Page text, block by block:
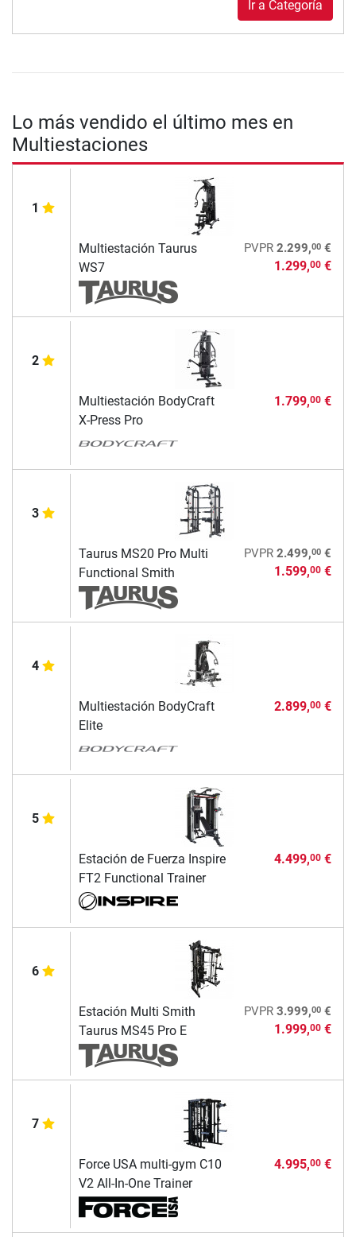
Ir a Categoría
Lo más vendido el último mes en
Multiestaciones
1
Multiestación Taurus
WS7
PVPR 2.299,00€
1.299,00€
2
Multiestación BodyCraft
X-Press Pro
1.799,00€
3
Taurus MS20 Pro Multi
Functional Smith
PVPR 2.499,00€
1.599,00€
4
Multiestación BodyCraft
Elite
2.899,00€
5
Estación de Fuerza Inspire
FT2 Functional Trainer
4.499,00€
6
Estación Multi Smith
Taurus MS45 Pro E
PVPR 3.999,00€
1.999,00€
7
Force USA multi-gym C10
V2 All-In-One Trainer
4.995,00€